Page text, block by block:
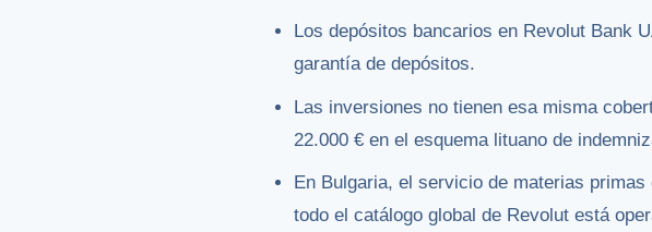
Los depósitos bancarios en Revolut Bank
garantía de depósitos.
Las inversiones no tienen esa misma
22.000 € en el esquema lituano de
En Bulgaria, el servicio de materias
todo el catálogo global de Revolut está